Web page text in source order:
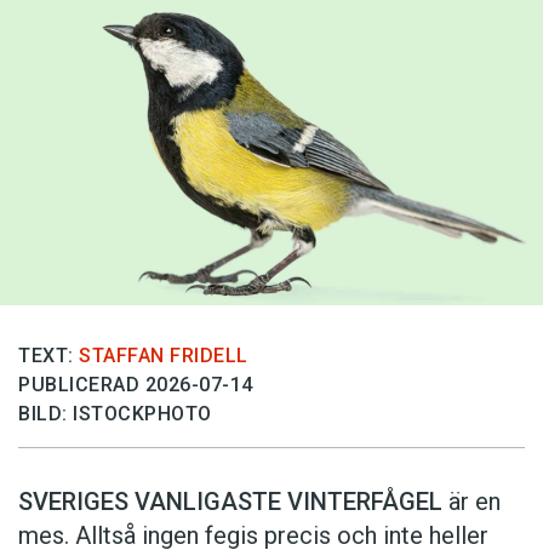
TEXT: STAFFAN FRIDELL
PUBLICERAD 2026-07-14
BILD: ISTOCKPHOTO
SVERIGES VANLIGASTE VINTERFÅGEL är en
mes. Alltså ingen fegis precis och inte heller